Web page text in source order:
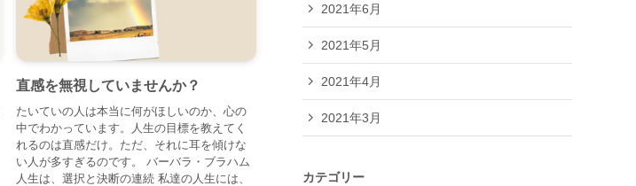
直感を無視していませんか？
たいていの人は本当に何がほしいのか、心の
中でわかっています。人生の目標を教えてく
れるのは直感だけ。ただ、それに耳を傾けな
い人が多すぎるのです。 バーバラ・ブラハム
人生は、選択と決断の連続 私達の人生には、
2021年6月
2021年5月
2021年4月
2021年3月
カテゴリー